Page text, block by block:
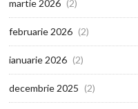
martie 2026 (2)
februarie 2026 (2)
ianuarie 2026 (2)
decembrie 2025 (2)